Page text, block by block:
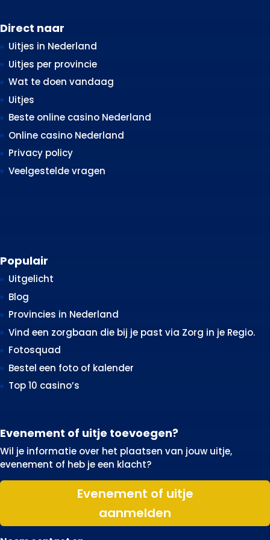
Direct naar
Uitjes in Nederland
Uitjes per provincie
Wat te doen vandaag
Uitjes
Beste online casino Nederland
Online casino Nederland
Privacy policy
Veelgestelde vragen
Populair
Uitgelicht
Blog
Provincies in Nederland
Vind een zorgbaan die bij je past via Zorg in je Regio.
Fotosquad
Bestel een foto of kalender
Top 10 casino’s
Evenement of uitje toevoegen?
Wil je informatie over het plaatsen van jouw uitje,
evenement of heb je een klacht?
Evenement of uitje
aanmelden